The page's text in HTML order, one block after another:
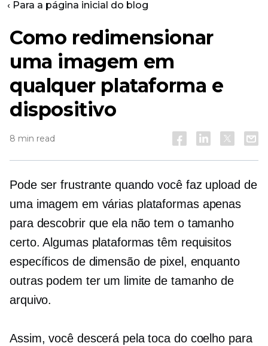
‹ Para a página inicial do blog
Como redimensionar
uma imagem em
qualquer plataforma e
dispositivo
8 min read
Pode ser frustrante quando você faz upload de
uma imagem em várias plataformas apenas
para descobrir que ela não tem o tamanho
certo. Algumas plataformas têm requisitos
específicos de dimensão de pixel, enquanto
outras podem ter um limite de tamanho de
arquivo.
Assim, você descerá pela toca do coelho para